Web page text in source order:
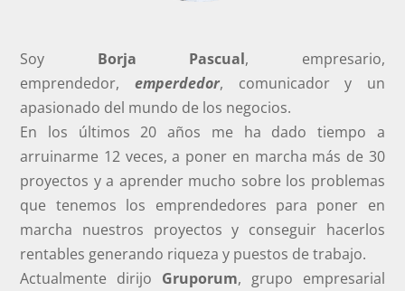
Soy Borja Pascual, empresario,
emprendedor, emperdedor, comunicador y un
apasionado del mundo de los negocios.
En los últimos 20 años me ha dado tiempo a
arruinarme 12 veces, a poner en marcha más de 30
proyectos y a aprender mucho sobre los problemas
que tenemos los emprendedores para poner en
marcha nuestros proyectos y conseguir hacerlos
rentables generando riqueza y puestos de trabajo.
Actualmente dirijo Gruporum, grupo empresarial